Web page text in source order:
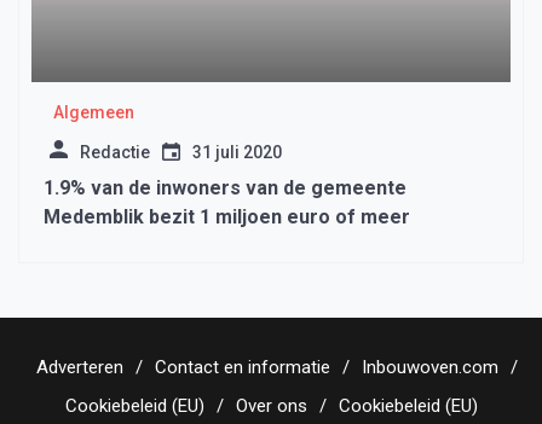
Algemeen
Redactie 31 juli 2020
1.9% van de inwoners van de gemeente
Medemblik bezit 1 miljoen euro of meer
Adverteren Contact en informatie
Inbouwoven.com
Cookiebeleid (EU)
Over ons Cookiebeleid (EU)